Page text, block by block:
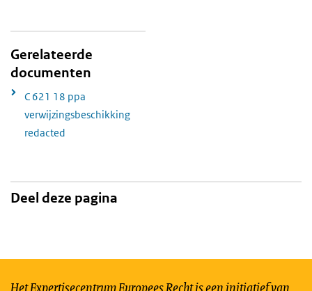
Gerelateerde
documenten
C 621 18 ppa
verwijzingsbeschikking
redacted
Deel deze pagina
Het Expertisecentrum Europees Recht is een initiatief van